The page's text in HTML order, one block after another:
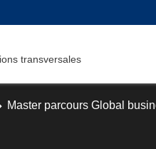
transversales
Master parcours Global